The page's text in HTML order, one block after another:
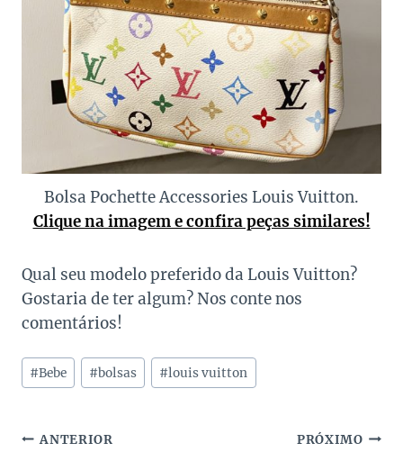
Bolsa Pochette Accessories Louis Vuitton.
Clique na imagem e confira peças similares!
Qual seu modelo preferido da Louis Vuitton?
Gostaria de ter algum? Nos conte nos
comentários!
Tags
do
#Bebe #bolsas #louis vuitton
Navegação
ANTERIOR PRÓXIMO